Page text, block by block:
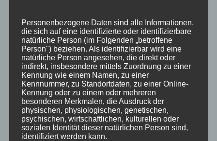
Infos
Über uns
360° Panoramen
Bewertungen
Bergbahnticket inklusive
Urlaub in Oberstdorf
Anreise Oberstdorf
Personenbezogene Daten sind alle Informationen,
die sich auf eine identifizierte oder identifizierbare
natürliche Person (im Folgenden „betroffene
Person") beziehen. Als identifizierbar wird eine
natürliche Person angesehen, die direkt oder
indirekt, insbesondere mittels Zuordnung zu einer
Kennung wie einem Namen, zu einer
Kennnummer, zu Standortdaten, zu einer Online-
Kennung oder zu einem oder mehreren
besonderen Merkmalen, die Ausdruck der
physischen, physiologischen, genetischen,
psychischen, wirtschaftlichen, kulturellen oder
sozialen Identität dieser natürlichen Person sind,
identifiziert werden kann.